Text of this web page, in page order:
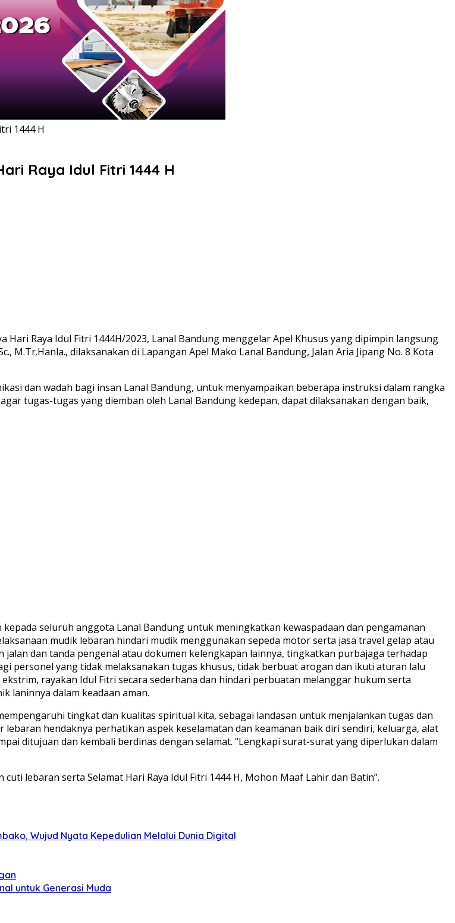
1444 H
Raya Idul Fitri 1444 H
Hari Raya Idul Fitri 1444H/2023, Lanal Bandung menggelar Apel Khusus yang dipimpin langsung
M.Tr.Hanla., dilaksanakan di Lapangan Apel Mako Lanal Bandung, Jalan Aria Jipang No. 8 Kota
dan wadah bagi insan Lanal Bandung, untuk menyampaikan beberapa instruksi dalam rangka
tugas-tugas yang diemban oleh Lanal Bandung kedepan, dapat dilaksanakan dengan baik,
seluruh anggota Lanal Bandung untuk meningkatkan kewaspadaan dan pengamanan
mudik lebaran hindari mudik menggunakan sepeda motor serta jasa travel gelap atau
dan tanda pengenal atau dokumen kelengkapan lainnya, tingkatkan purbajaga terhadap
personel yang tidak melaksanakan tugas khusus, tidak berbuat arogan dan ikuti aturan lalu
rayakan Idul Fitri secara sederhana dan hindari perbuatan melanggar hukum serta
laninnya dalam keadaan aman.
tingkat dan kualitas spiritual kita, sebagai landasan untuk menjalankan tugas dan
hendaknya perhatikan aspek keselamatan dan keamanan baik diri sendiri, keluarga, alat
ditujuan dan kembali berdinas dengan selamat. “Lengkapi surat-surat yang diperlukan dalam
lebaran serta Selamat Hari Raya Idul Fitri 1444 H, Mohon Maaf Lahir dan Batin”.
Wujud Nyata Kepedulian Melalui Dunia Digital
untuk Generasi Muda